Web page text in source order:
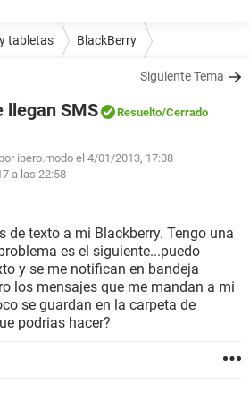
tabletas BlackBerry
Siguiente Tema
llegan SMS Resuelto/Cerrado
ibero.modo el 4/01/2013, 17:08
a las 22:58
de texto a mi Blackberry. Tengo una
es el siguiente...puedo
y se me notifican en bandeja
los mensajes que me mandan a mi
se guardan en la carpeta de
podrias hacer?